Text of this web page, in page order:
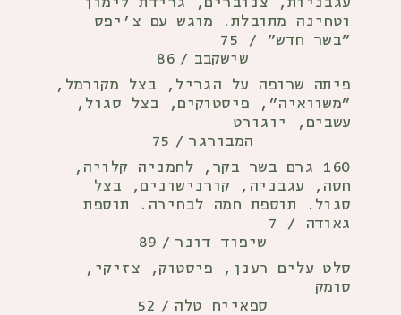
וטחינה מתובלת. מוגש עם צ'יפס
״בשר חדש״ / 75
86 / שישקבב
פיתה שרופה על הגריל, בצל מקורמל,
"משוואיה", פיסטוקים, בצל סגול,
עשבים, יוגורט
75 / המבורגר
160 גרם בשר בקר, לחמניה קלויה,
חסה, עגבניה, קורנישונים, בצל
סגול. תוספת חמה לבחירה. תוספת
גאודה / 7
89 / שיפוד דונר
סלט עלים רענן, פיסטוק, צזיקי,
סומק
52 / ספאייח טלה